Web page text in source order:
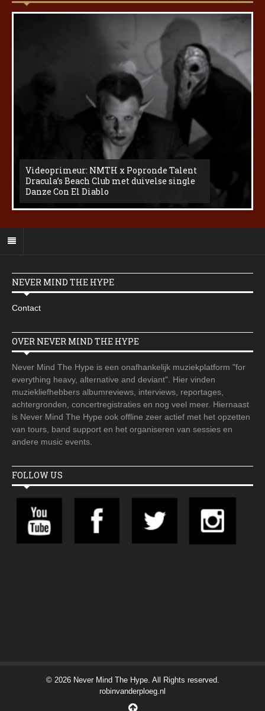
Videoprimeur: NMTH x Popronde Talent
Dracula’s Beach Club met duivelse single
Danze Con El Diablo
NEVER MIND THE HYPE
Contact
OVER NEVER MIND THE HYPE
Never Mind The Hype is een onafhankelijk muziekplatform "for
everything heavy, alternative and deviant". Hier vinden
muziekliefhebbers albumreviews, interviews, reportages,
achtergronden, concertregistraties en nog veel meer. Hiernaast
is Never Mind The Hype ook offline zeer actief met het opzetten
van tours, band support en het organiseren van sessies en
andere music events.
FOLLOW US
© 2026 Never Mind The Hype. All Rights reserved.
robinvanderploeg.nl